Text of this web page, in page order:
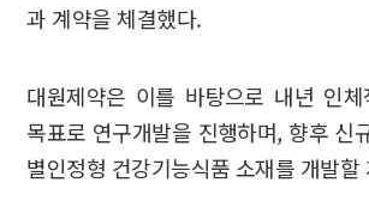
과 계약을 체결했다.
대원제약은 이를 바탕으로 내년 인
목표로 연구개발을 진행하며, 향후 신
별인정형 건강기능식품 소재를 개발할